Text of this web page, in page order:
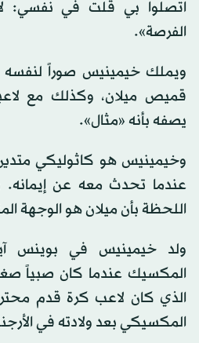
اتصلوا بي قلت في نفسي:
الفرصة».
ويملك خيمينيس صوراً لنفسه
قميص ميلان، وكذلك مع
يصفه بأنه «مثال».
وخيمينيس هو كاثوليكي
عندما تحدث معه عن
اللحظة بأن ميلان هو الوجهة
ولد خيمينيس في بوينس
المكسيك عندما كان صبياً
الذي كان لاعب كرة قدم
المكسيكي بعد ولادته في